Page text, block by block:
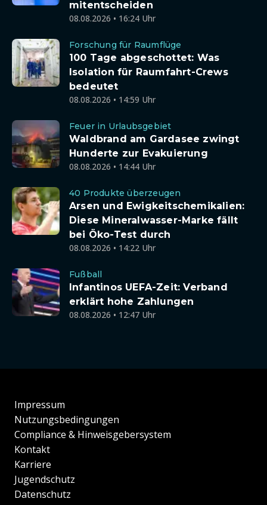
mitentscheiden
08.08.2026 • 16:24 Uhr
Forschung für Raumflüge
100 Tage abgeschottet: Was
Isolation für Raumfahrt-Crews
bedeutet
08.08.2026 • 14:59 Uhr
Feuer in Urlaubsgebiet
Waldbrand am Gardasee zwingt
Hunderte zur Evakuierung
08.08.2026 • 14:44 Uhr
40 Produkte überzeugen
Arsen und Ewigkeitschemikalien:
Diese Mineralwasser-Marke fällt
bei Öko-Test durch
08.08.2026 • 14:22 Uhr
Fußball
Infantinos UEFA-Zeit: Verband
erklärt hohe Zahlungen
08.08.2026 • 12:47 Uhr
Impressum
Nutzungsbedingungen
Compliance & Hinweisgebersystem
Kontakt
Karriere
Jugendschutz
Datenschutz